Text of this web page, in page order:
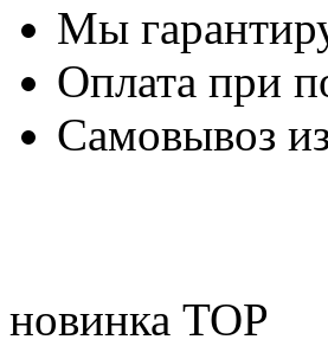
Мы
Оплата при
Самовывоз
новинка TOP